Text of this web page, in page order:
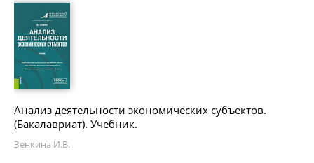
Анализ деятельности экономических субъектов.
(Бакалавриат). Учебник.
Зенкина И.В.